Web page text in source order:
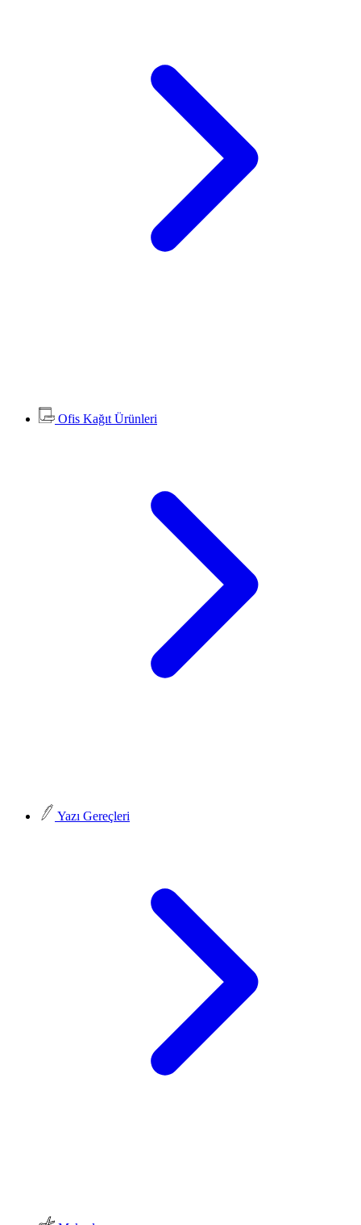
Ofis Kağıt Ürünleri
Yazı Gereçleri